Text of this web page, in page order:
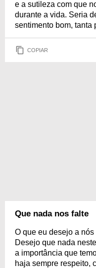
e a sutileza com que
durante a vida. Seria
sentimento bom, tanta
COPIAR
Que nada nos falte
O que eu desejo a
Desejo que nada
a importância que
haja sempre respeito,